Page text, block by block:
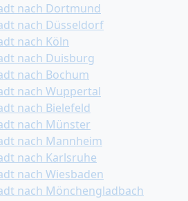
nach Dortmund
nach Düsseldorf
nach Köln
nach Duisburg
nach Bochum
nach Wuppertal
nach Bielefeld
nach Münster
nach Mannheim
nach Karlsruhe
nach Wiesbaden
nach Mönchen­gladbach